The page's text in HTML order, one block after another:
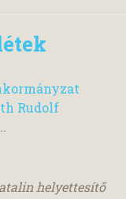
Rudolf
.
helyettesítő